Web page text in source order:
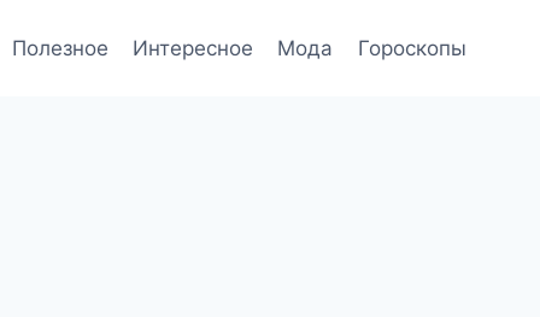
Полезное Интересное Мода Гороскопы